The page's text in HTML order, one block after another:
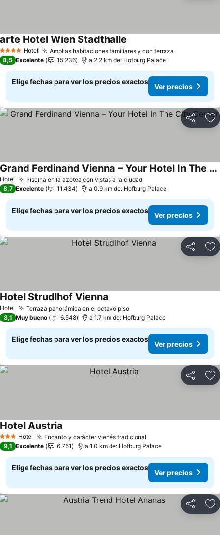
4 EstrellasHotel Amplias habitaciones familiares y con terraza
arte Hotel Wien Stadthalle
8,5 Excelente 15.236 a 2.2 km de: Hofburg Palace
Elige fechas para ver los precios exactos
Ver precios
Compartir
Hotel Piscina en la azotea con vistas a la ciudadVer precios
Grand Ferdinand Vienna – Your Hotel In The City Center
Ver precios
8,7 Excelente 11.434 a 0.9 km de: Hofburg Palace
Elige fechas para ver los precios exactos
Ver precios
Compartir
Hotel Terraza panorámica en el octavo pisoVer precios
Hotel Strudlhof Vienna
8,1 Muy bueno 6.548 a 1.7 km de: Hofburg Palace
Elige fechas para ver los precios exactos
Ver precios
Compartir
3 Estrellas
Hotel Encanto y carácter vienés tradicional
Hotel Austria
9,1 Excelente 6.751 a 1.0 km de: Hofburg Palace
Elige fechas para ver los precios exactos
Ver precios
Compartir